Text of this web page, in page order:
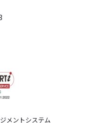
メントシステム